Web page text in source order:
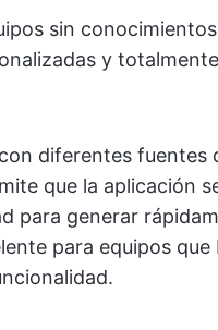
sin
y
diferentes fuentes
que la aplicación
para generar
para equipos